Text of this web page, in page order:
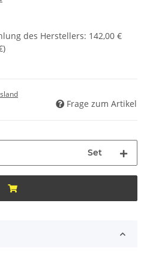
des Herstellers: 142,00 €
)
Frage zum Artikel
Set